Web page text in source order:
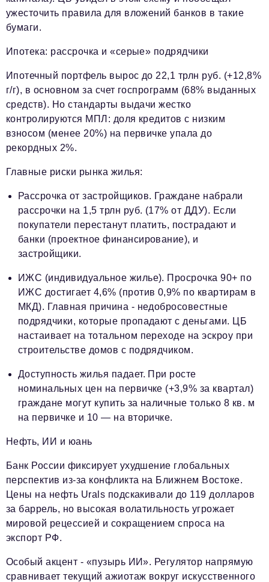
ужесточить правила для вложений банков в такие
бумаги.
Ипотека: рассрочка и «серые» подрядчики
Ипотечный портфель вырос до 22,1 трлн руб. (+12,8%
г/г), в основном за счет госпрограмм (68% выданных
средств). Но стандарты выдачи жестко
контролируются МПЛ: доля кредитов с низким
взносом (менее 20%) на первичке упала до
рекордных 2%.
Главные риски рынка жилья:
Рассрочка от застройщиков. Граждане набрали
рассрочки на 1,5 трлн руб. (17% от ДДУ). Если
покупатели перестанут платить, пострадают и
банки (проектное финансирование), и
застройщики.
ИЖС (индивидуальное жилье). Просрочка 90+ по
ИЖС достигает 4,6% (против 0,9% по квартирам в
МКД). Главная причина - недобросовестные
подрядчики, которые пропадают с деньгами. ЦБ
настаивает на тотальном переходе на эскроу при
строительстве домов с подрядчиком.
Доступность жилья падает. При росте
номинальных цен на первичке (+3,9% за квартал)
граждане могут купить за наличные только 8 кв. м
на первичке и 10 — на вторичке.
Нефть, ИИ и юань
Банк России фиксирует ухудшение глобальных
перспектив из-за конфликта на Ближнем Востоке.
Цены на нефть Urals подскакивали до 119 долларов
за баррель, но высокая волатильность угрожает
мировой рецессией и сокращением спроса на
экспорт РФ.
Особый акцент - «пузырь ИИ». Регулятор напрямую
сравнивает текущий ажиотаж вокруг искусственного